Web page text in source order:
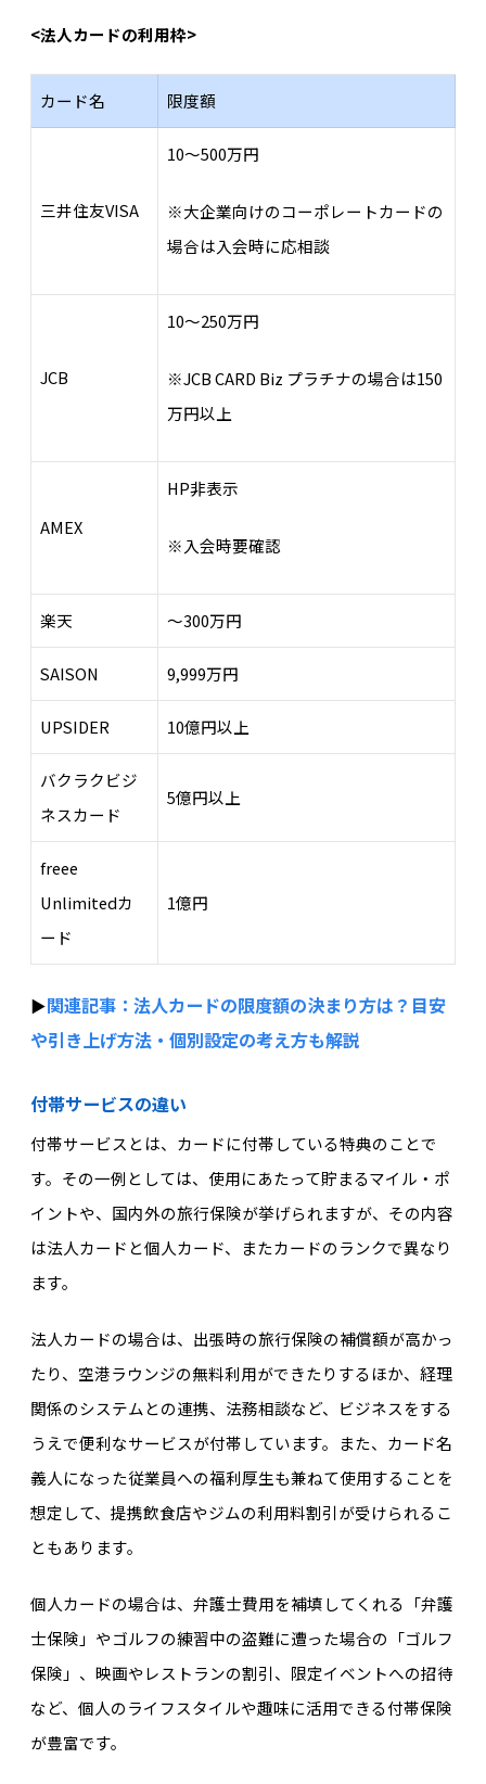
<法人カードの利用枠>
カード名 限度額
三井住友VISA
10～500万円
※大企業向けのコーポレートカードの
場合は入会時に応相談
JCB
10～250万円
※JCB CARD Biz プラチナの場合は150
万円以上
AMEX
HP非表示
※入会時要確認
楽天 ～300万円
SAISON 9,999万円
UPSIDER 10億円以上
バクラクビジ
ネスカード
5億円以上
freee
Unlimitedカ
ード
1億円
▶︎関連記事：法人カードの限度額の決まり方は？目安
や引き上げ方法・個別設定の考え方も解説
付帯サービスの違い
付帯サービスとは、カードに付帯している特典のことで
す。その一例としては、使用にあたって貯まるマイル・ポ
イントや、国内外の旅行保険が挙げられますが、その内容
は法人カードと個人カード、またカードのランクで異なり
ます。
法人カードの場合は、出張時の旅行保険の補償額が高かっ
たり、空港ラウンジの無料利用ができたりするほか、経理
関係のシステムとの連携、法務相談など、ビジネスをする
うえで便利なサービスが付帯しています。また、カード名
義人になった従業員への福利厚生も兼ねて使用することを
想定して、提携飲食店やジムの利用料割引が受けられるこ
ともあります。
個人カードの場合は、弁護士費用を補填してくれる「弁護
士保険」やゴルフの練習中の盗難に遭った場合の「ゴルフ
保険」、映画やレストランの割引、限定イベントへの招待
など、個人のライフスタイルや趣味に活用できる付帯保険
が豊富です。